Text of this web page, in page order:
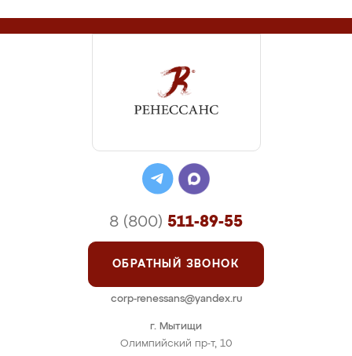
г. Мытищи
Олимпийский пр-т, 10
8 (800) 511-89-55
ОБРАТНЫЙ ЗВОНОК
corp-renessans@yandex.ru